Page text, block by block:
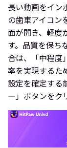
長い動画をイン
の歯車アイコン
面が開き、軽度
す。品質を保ち
合は、「中程度
率を実現するた
設定を確定する
ー」ボタンをク